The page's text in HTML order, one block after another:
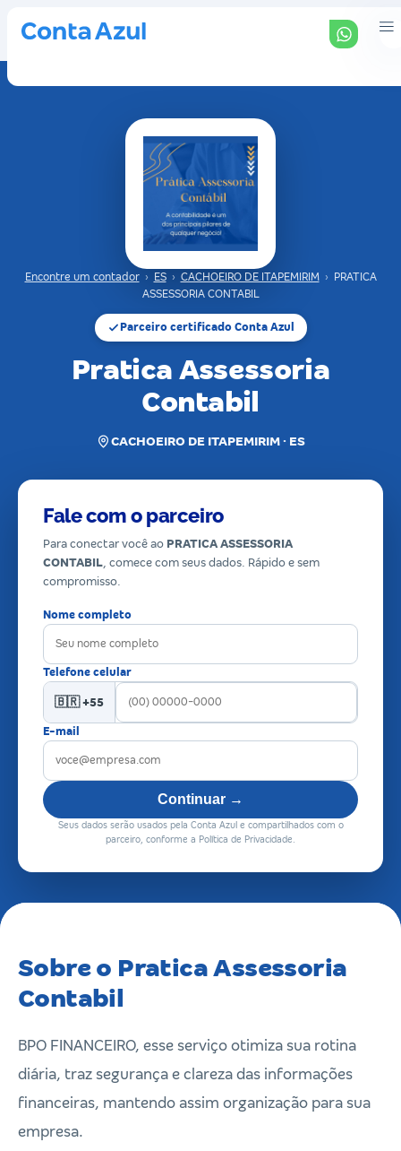
Encontre um contador › ES › CACHOEIRO DE ITAPEMIRIM ›
PRATICA
ASSESSORIA CONTABIL
Parceiro certificado Conta Azul
Pratica Assessoria
Contabil
CACHOEIRO DE ITAPEMIRIM · ES
Fale com o parceiro
Para conectar você ao PRATICA ASSESSORIA
CONTABIL, comece com seus dados. Rápido e sem
compromisso.
Nome completo
Telefone celular
🇧🇷 +55
E-mail
Continuar →
Seus dados serão usados pela Conta Azul e compartilhados com o
parceiro, conforme a Política de Privacidade.
Sobre o Pratica Assessoria
Contabil
BPO FINANCEIRO, esse serviço otimiza sua rotina
diária, traz segurança e clareza das informações
financeiras, mantendo assim organização para sua
empresa.